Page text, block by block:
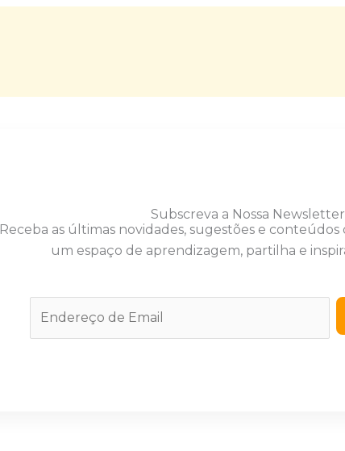
Subscreva a Nossa Newsletter
Receba as últimas novidades, sugestões e
um espaço de aprendizagem, partilha e